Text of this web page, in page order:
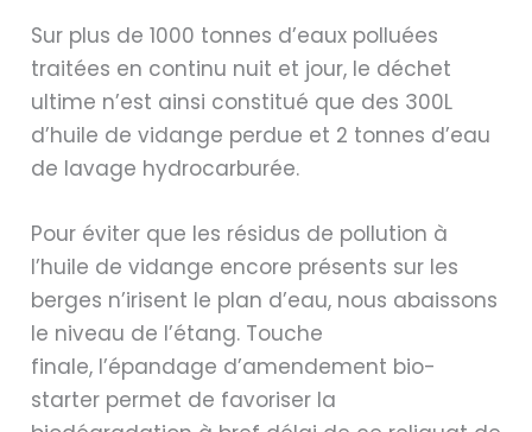
Sur plus de 1000 tonnes d’eaux polluées
traitées en continu nuit et jour, le déchet
ultime n’est ainsi constitué que des 300L
d’huile de vidange perdue et 2 tonnes d’eau
de lavage hydrocarburée.
Pour éviter que les résidus de pollution à
l’huile de vidange encore présents sur les
berges n’irisent le plan d’eau, nous abaissons
le niveau de l’étang. Touche
finale, l’épandage d’amendement bio-
starter permet de favoriser la